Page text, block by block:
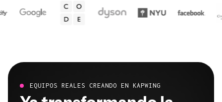
EQUIPOS REALES CREANDO EN KAPWING